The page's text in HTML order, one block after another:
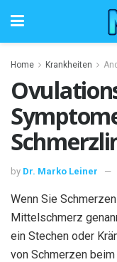
Home Krankheiten
by Dr. Marko Leiner
Wenn Sie
Mittelschmerz
ein Stechen oder
von Schmerzen